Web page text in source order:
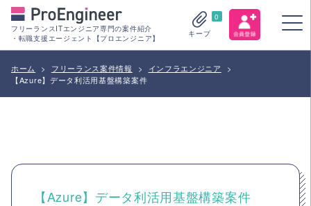
フリーランスITエンジニア専門の案件紹介
・転職支援エージェント【プロエンジニア】
0
キープ
ホーム > フリーランス案件情報 > インフラエンジニア
>
【Azure】データ利活用基盤構築案件
【Azure】データ利活用基盤構築案件